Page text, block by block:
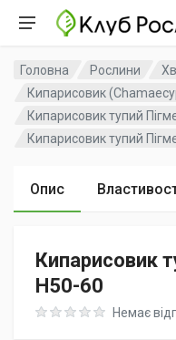
Головна Рослини
Кипарисовик
Кипарисовик тупий
Кипарисовик тупий
Опис
Кипарисовик
H50-60
Rating: 0 out of 5Немає